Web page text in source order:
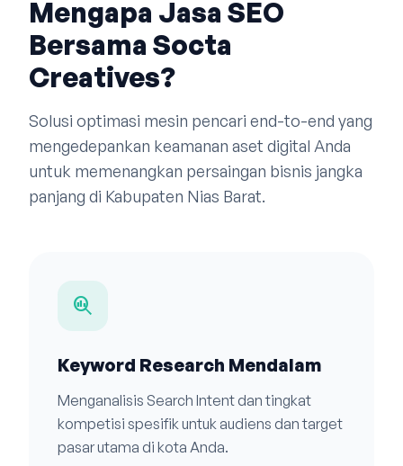
Mengapa Jasa SEO
Bersama Socta
Creatives?
Solusi optimasi mesin pencari end-to-end yang
mengedepankan keamanan aset digital Anda
untuk memenangkan persaingan bisnis jangka
panjang di Kabupaten Nias Barat.
search_insights
Keyword Research Mendalam
Menganalisis Search Intent dan tingkat
kompetisi spesifik untuk audiens dan target
pasar utama di kota Anda.